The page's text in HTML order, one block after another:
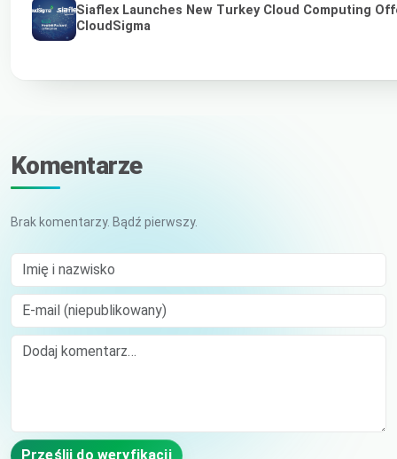
Siaflex Launches New Turkey Cloud Computing
CloudSigma
Komentarze
Brak komentarzy. Bądź pierwszy.
Imię i nazwisko
E-mail (niepublikowany)
Comment
Prześlij do weryfikacji